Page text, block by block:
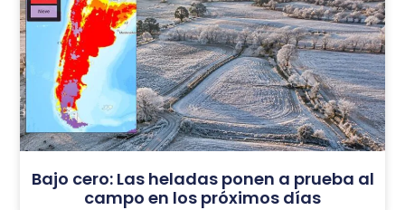
Bajo cero: Las heladas ponen a prueba al
campo en los próximos días